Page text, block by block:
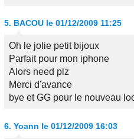
5. BACOU le 01/12/2009 11:25
Oh le jolie petit bijoux
Parfait pour mon iphone
Alors need plz
Merci d'avance
bye et GG pour le nouveau
6. Yoann le 01/12/2009 16:03